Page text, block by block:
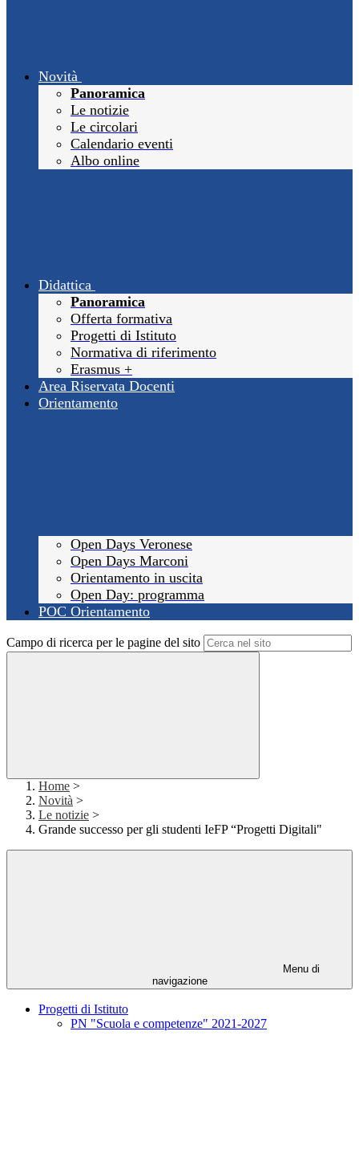
Novità
Panoramica
Le notizie
Le circolari
Calendario eventi
Albo online
Didattica
Panoramica
Offerta formativa
Progetti di Istituto
Normativa di riferimento
Erasmus +
Area Riservata Docenti
Orientamento
Open Days Veronese
Open Days Marconi
Orientamento in uscita
Open Day: programma
POC Orientamento
Campo di ricerca per le pagine del sito
Home >
Novità >
Le notizie >
Grande successo per gli studenti IeFP “Progetti Digitali"
Menu di
navigazione
Progetti di Istituto
PN "Scuola e competenze" 2021-2027